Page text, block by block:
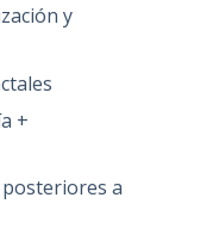
y
+
a